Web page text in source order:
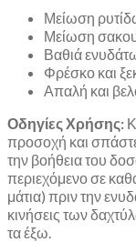
Μείωση
Μείωση
Βαθιά
Φρέσκο και
Απαλή και
Οδηγίες Χρήσης:
προσοχή και
την βοήθεια του
περιεχόμενο σε
μάτια) πριν την
κινήσεις των
τα έξω.